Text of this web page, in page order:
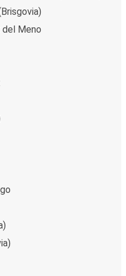
del Meno